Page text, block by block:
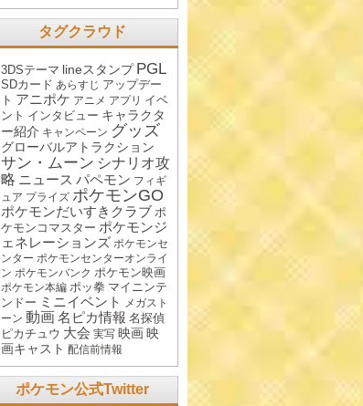
タグクラウド
3DSテーマ lineスタンプ PGL
SDカード あらすじ アップデー
ト アニポケ アニメ アプリ イベ
ント インタビュー キャラクタ
ー紹介 キャンペーン グッズ
グローバルアトラクション
サン・ムーン シナリオ攻
略 ニュース パペモン フィギ
ュア プライズ ポケモンGO
ポケモンだいすきクラブ ポ
ケモンコマスター ポケモンジ
ェネレーションズ ポケモンセ
ンター ポケモンセンターオンライ
ン ポケモンバンク ポケモン映画
ポケモン本編 ポッ拳 マイニンテ
ンドー ミニイベント メガスト
ーン 動画名ピカ情報 名探偵
ピカチュウ 大会 実写 映画映
画キャスト 配信前情報
ポケモン公式Twitter